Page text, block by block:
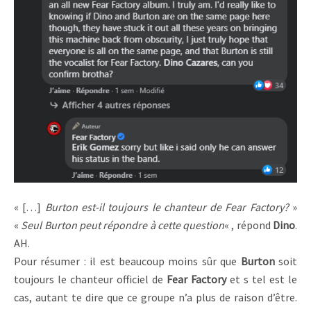
« […] Burton est-il toujours le chanteur de Fear Factory?»
« Seul Burton peut répondre à cette question« , répond Dino.
AH.
Pour résumer : il est beaucoup moins sûr que Burtonsoit
toujours le chanteur officiel de Fear Factoryet s tel est le
cas, autant te dire que ce groupe n’a plus de raison d’être.